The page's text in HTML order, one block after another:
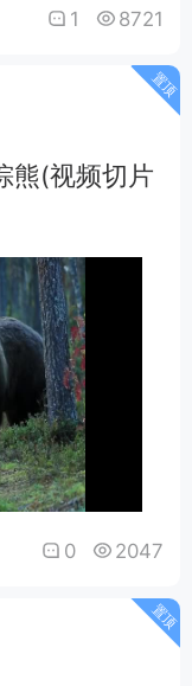
1 8721
置顶
熊(视频切片
0 2047
置顶